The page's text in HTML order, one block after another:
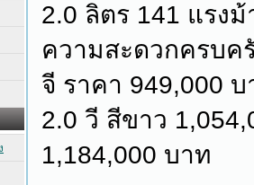
2.0 ลิตร 141 แรง
ความสะดวกครบค
จี ราคา 949,000
2.0 วี สีขาว
1,184,000 บาท